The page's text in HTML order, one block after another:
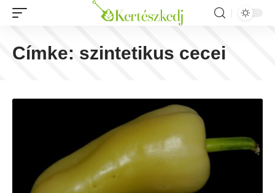
Címke: szintetikus cecei